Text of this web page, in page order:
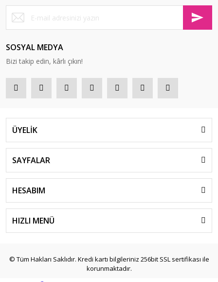
SOSYAL MEDYA
Bizi takip edin, kârlı çıkın!
ÜYELİK
SAYFALAR
HESABIM
HIZLI MENÜ
© Tüm Hakları Saklıdır. Kredi kartı bilgileriniz 256bit SSL sertifikası ile
korunmaktadır.